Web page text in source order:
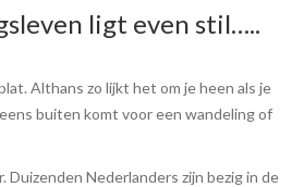
ligt even stil…..
Althans zo lijkt het om je heen als je
buiten komt voor een wandeling of
Duizenden Nederlanders zijn bezig in de